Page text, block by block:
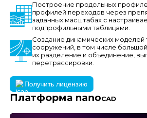
Построение продольных
профилей переходов через
заданных масштабах с
подпрофильными таблицами.
Создание динамических моделей
сооружений, в том числе
их разделение и объединение,
перетрассировки.
Получить лицензию
Платформа nanoCAD